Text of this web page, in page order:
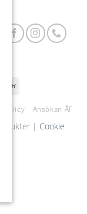
Swish
Ansökan ÅF
| Cookie